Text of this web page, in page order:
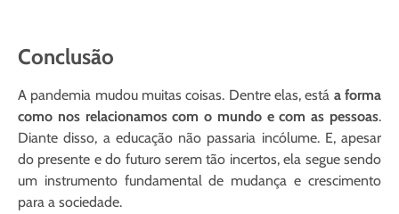
Conclusão
A pandemia mudou muitas coisas. Dentre elas, está a forma
como nos relacionamos com o mundo e com as pessoas.
Diante disso, a educação não passaria incólume. E, apesar
do presente e do futuro serem tão incertos, ela segue sendo
um instrumento fundamental de mudança e crescimento
para a sociedade.